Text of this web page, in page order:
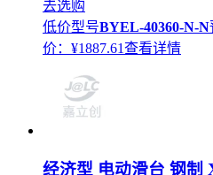
去选购
低价型号BYEL-40360-N-N
价：¥1887.61查看详情
经济型 电动滑台 钢制